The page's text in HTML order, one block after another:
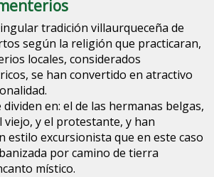
tradición villaurqueceña de
según la religión que practicaran,
locales, considerados
se han convertido en atractivo
en: el de las hermanas belgas,
viejo, y el protestante, y han
estilo excursionista que en este caso
por camino de tierra
místico.